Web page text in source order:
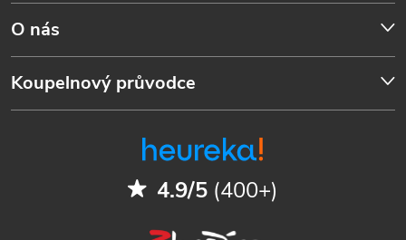
O nás
Koupelnový průvodce
4.9/5 (400+)